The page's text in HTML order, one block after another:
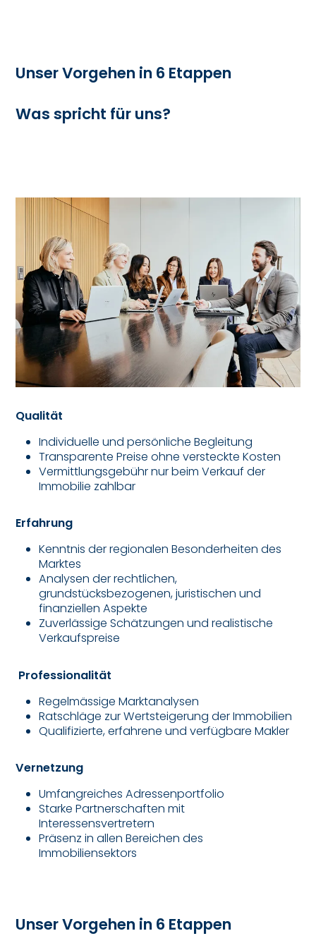
Unser Vorgehen in 6 Etappen
Was spricht für uns?
Qualität
Individuelle und persönliche Begleitung
Transparente Preise ohne versteckte Kosten
Vermittlungsgebühr nur beim Verkauf der
Immobilie zahlbar
Erfahrung
Kenntnis der regionalen Besonderheiten des
Marktes
Analysen der rechtlichen,
grundstücksbezogenen, juristischen und
finanziellen Aspekte
Zuverlässige Schätzungen und realistische
Verkaufspreise
Professionalität
Regelmässige Marktanalysen
Ratschläge zur Wertsteigerung der Immobilien
Qualifizierte, erfahrene und verfügbare Makler
Vernetzung
Umfangreiches Adressenportfolio
Starke Partnerschaften mit
Interessensvertretern
Präsenz in allen Bereichen des
Immobiliensektors
Unser Vorgehen in 6 Etappen